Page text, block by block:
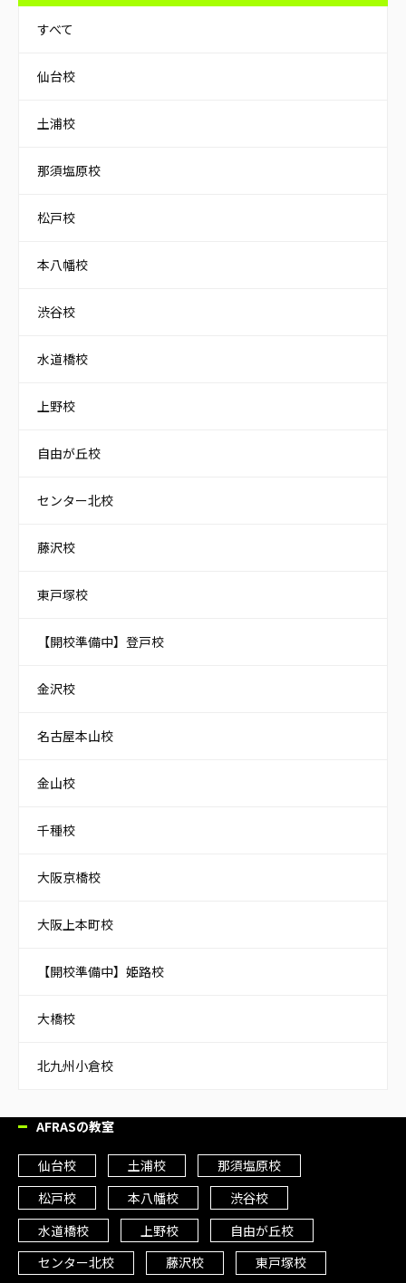
すべて
仙台校
土浦校
那須塩原校
松戸校
本八幡校
渋谷校
水道橋校
上野校
自由が丘校
センター北校
藤沢校
東戸塚校
【開校準備中】登戸校
金沢校
名古屋本山校
金山校
千種校
大阪京橋校
大阪上本町校
【開校準備中】姫路校
大橋校
北九州小倉校
AFRASの教室
仙台校 土浦校
那須塩原校
松戸校
本八幡校
渋谷校
水道橋校
上野校
自由が丘校
センター北校
藤沢校
東戸塚校